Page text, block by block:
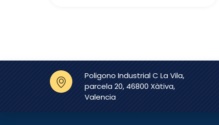
Poligono Industrial C La Vila,
parcela 20, 46800 Xàtiva,
Valencia